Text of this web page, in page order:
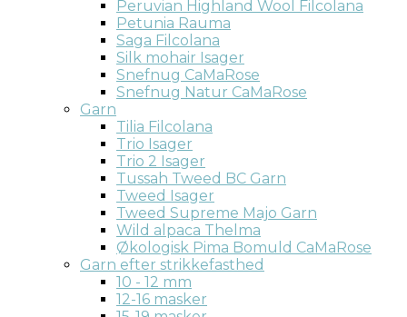
Peruvian Highland Wool Filcolana
Petunia Rauma
Saga Filcolana
Silk mohair Isager
Snefnug CaMaRose
Snefnug Natur CaMaRose
Garn
Tilia Filcolana
Trio Isager
Trio 2 Isager
Tussah Tweed BC Garn
Tweed Isager
Tweed Supreme Majo Garn
Wild alpaca Thelma
Økologisk Pima Bomuld CaMaRose
Garn efter strikkefasthed
10 - 12 mm
12-16 masker